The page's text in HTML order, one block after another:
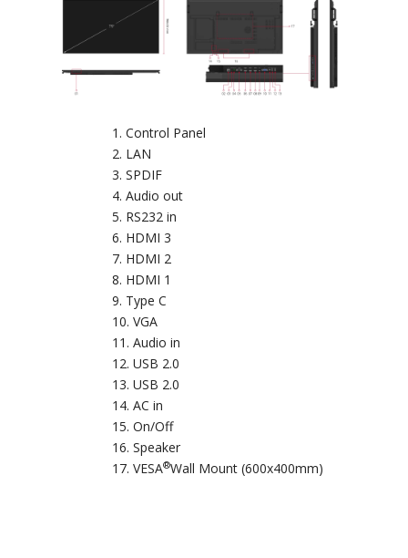
Control Panel
LAN
SPDIF
Audio out
RS232 in
HDMI 3
HDMI 2
HDMI 1
Type C
VGA
Audio in
USB 2.0
USB 2.0
AC in
On/Off
Speaker
VESA®Wall Mount (600x400mm)